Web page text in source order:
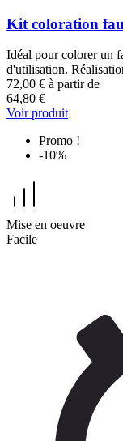
Kit coloration
Idéal pour colorer un
d'utilisation.
72,00 € à partir de
64,80 €
Voir produit
Promo !
-10%
Mise en oeuvre
Facile